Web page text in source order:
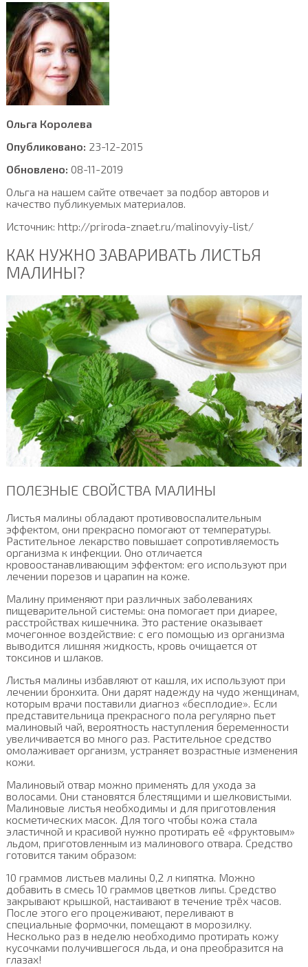
Ольга Королева
Опубликовано: 23-12-2015
Обновлено: 08-11-2019
Ольга на нашем сайте отвечает за подбор авторов и
качество публикуемых материалов.
Источник: http://priroda-znaet.ru/malinovyiy-list/
КАК НУЖНО ЗАВАРИВАТЬ ЛИСТЬЯ
МАЛИНЫ?
ПОЛЕЗНЫЕ СВОЙСТВА МАЛИНЫ
Листья малины обладают противовоспалительным
эффектом, они прекрасно помогают от температуры.
Растительное лекарство повышает сопротивляемость
организма к инфекции. Оно отличается
кровоостанавливающим эффектом: его используют при
лечении порезов и царапин на коже.
Малину применяют при различных заболеваниях
пищеварительной системы: она помогает при диарее,
расстройствах кишечника. Это растение оказывает
мочегонное воздействие: с его помощью из организма
выводится лишняя жидкость, кровь очищается от
токсинов и шлаков.
Листья малины избавляют от кашля, их используют при
лечении бронхита. Они дарят надежду на чудо женщинам,
которым врачи поставили диагноз «бесплодие». Если
представительница прекрасного пола регулярно пьет
малиновый чай, вероятность наступления беременности
увеличивается во много раз. Растительное средство
омолаживает организм, устраняет возрастные изменения
кожи.
Малиновый отвар можно применять для ухода за
волосами. Они становятся блестящими и шелковистыми.
Малиновые листья необходимы и для приготовления
косметических масок. Для того чтобы кожа стала
эластичной и красивой нужно протирать её «фруктовым»
льдом, приготовленным из малинового отвара. Средство
готовится таким образом:
10 граммов листьев малины 0,2 л кипятка. Можно
добавить в смесь 10 граммов цветков липы. Средство
закрывают крышкой, настаивают в течение трёх часов.
После этого его процеживают, переливают в
специальные формочки, помещают в морозилку.
Несколько раз в неделю необходимо протирать кожу
кусочками получившегося льда, и она преобразится на
глазах!